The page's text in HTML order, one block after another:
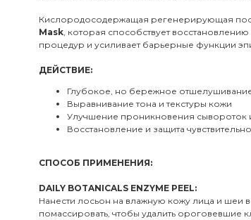
Кислородосодержащая регенерирующая
Mask, которая способствует
процедур и усиливает барьерные функции
ДЕЙСТВИЕ:
Глубокое, но бережное
Выравнивание тона и текстуры кожи
Улучшение проникновения сывороток
Восстановление и защита
СПОСОБ ПРИМЕНЕНИЯ:
DAILY BOTANICALS ENZYME PEEL:
Нанести лосьон на влажную кожу лица и шеи
помассировать, чтобы удалить ороговевшие